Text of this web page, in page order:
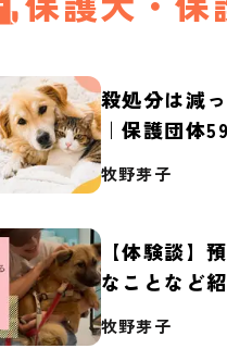
殺処分は減
｜保護団体
2026】
牧野芽子
【体験談】
なことなど
牧野芽子